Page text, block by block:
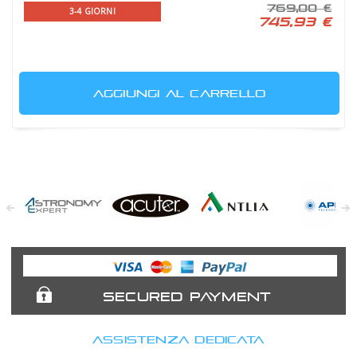
3-4 GIORNI 769,00 €
745,93 €
AGGIUNGI AL CARRELLO
Expert
Telescopes
SECURED PAYMENT
ASSISTENZA DEDICATA